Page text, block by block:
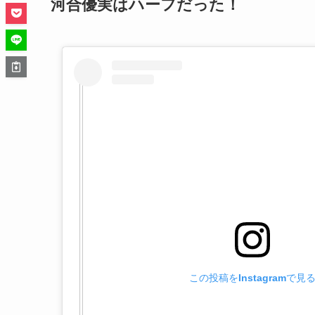
河合優実はハーフだった！
この投稿をInstagramで見る